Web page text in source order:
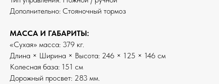
Дополнительно: Стояночный тормоз
МАССА И ГАБАРИТЫ:
«Сухая» масса: 379 кг.
Длина × Ширина × Высота: 246 × 125 × 146 см
Колесная база: 151 см
Дорожный просвет: 283 мм.